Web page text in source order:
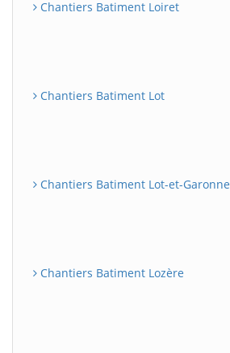
Chantiers Batiment Loiret
Chantiers Batiment Lot
Chantiers Batiment Lot-et-Garonne
Chantiers Batiment Lozère